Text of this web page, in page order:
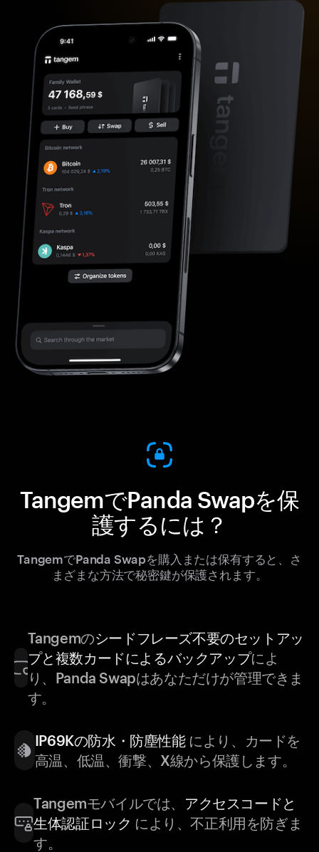
TangemでPanda Swapを保
護するには？
TangemでPanda Swapを購入または保有すると、さ
まざまな方法で秘密鍵が保護されます。
Tangemのシードフレーズ不要のセットアッ
プと複数カードによるバックアップによ
り、Panda Swapはあなただけが管理できま
す。
IP69Kの防水・防塵性能により、カードを
高温、低温、衝撃、X線から保護します。
Tangemモバイルでは、 アクセスコードと
生体認証ロック により、不正利用を防ぎま
す。